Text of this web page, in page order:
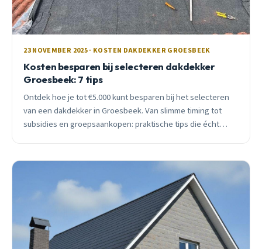
23 NOVEMBER 2025 · KOSTEN DAKDEKKER GROESBEEK
Kosten besparen bij selecteren dakdekker
Groesbeek: 7 tips
Ontdek hoe je tot €5.000 kunt besparen bij het selecteren
van een dakdekker in Groesbeek. Van slimme timing tot
subsidies en groepsaankopen: praktische tips die écht